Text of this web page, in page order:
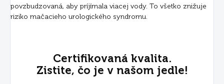
povzbudzovaná, aby príjímala viacej vody. To všetko znižuje
riziko mačacieho urologického syndromu.
Certifikovaná kvalita.
Zistite, čo je v našom jedle!